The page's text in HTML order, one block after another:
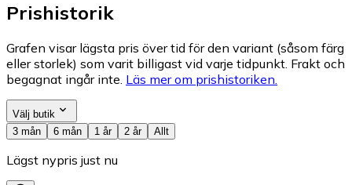
Prishistorik
Grafen visar lägsta pris över tid för den variant (såsom färg
eller storlek) som varit billigast vid varje tidpunkt. Frakt och
begagnat ingår inte. Läs mer om prishistoriken.
Välj butik
3 mån
6 mån 1 år 2 år Allt
Lägst nypris just nu